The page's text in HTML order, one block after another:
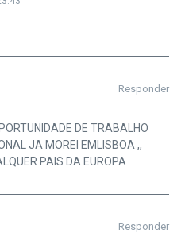
Responder
DE TRABALHO
JA MOREI EMLISBOA ,,
PAIS DA EUROPA
Responder